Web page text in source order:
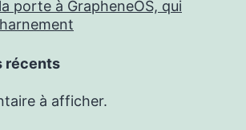
porte à GrapheneOS, qui
récents
à afficher.